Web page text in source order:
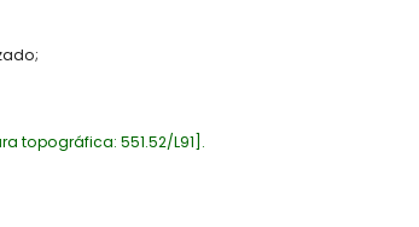
topográfica: 551.52/L91 .